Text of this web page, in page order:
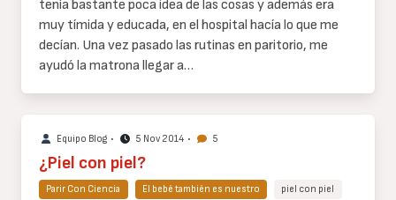
tenía bastante poca idea de las cosas y además era
muy tímida y educada, en el hospital hacía lo que me
decían. Una vez pasado las rutinas en paritorio, me
ayudó la matrona llegar a…
Equipo Blog • 5 Nov 2014 • 5
¿Piel con piel?
Parir Con Ciencia El bebé también es nuestro piel con piel